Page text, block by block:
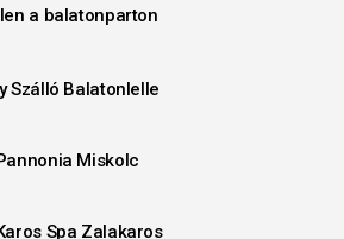
a balatonparton
Szálló Balatonlelle
Miskolc
Spa Zalakaros